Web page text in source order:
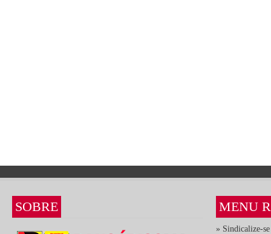
SOBRE MENU
» Sindicalize-se